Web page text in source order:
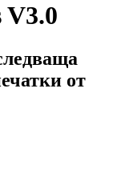
от